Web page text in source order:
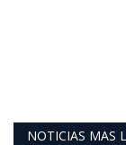
NOTICIAS MAS